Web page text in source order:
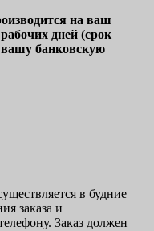
на ваш
дней (срок
банковскую
в будние
заказа и
Заказ должен